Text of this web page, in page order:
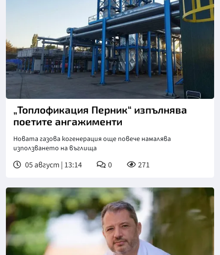
„Топлофикация Перник“ изпълнява
поетите ангажименти
Новата газова когенерация още повече намалява
използването на въглища
05 август | 13:14 0 271